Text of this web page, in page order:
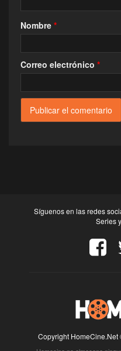
Nombre *
Correo electrónico *
Síguenos en las redes
Series
Copyright